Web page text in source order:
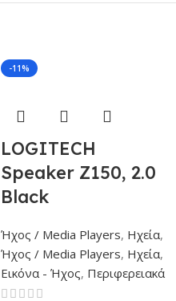
-11%
LOGITECH
Speaker Z150, 2.0
Black
Ήχος / Media Players, Ηχεία,
Ήχος / Media Players, Ηχεία,
Εικόνα - Ήχος, Περιφερειακά